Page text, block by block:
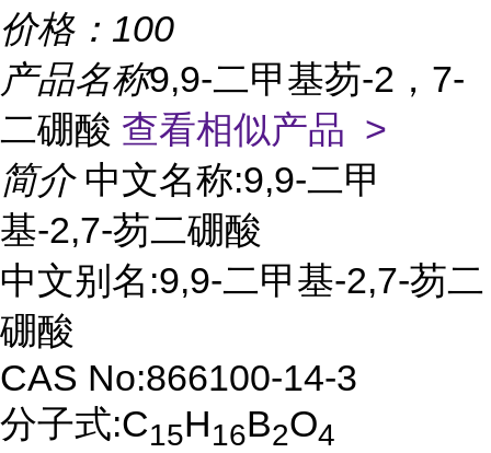
价格： 100
产品名称9,9-二甲基芴-2，7-
二硼酸 查看相似产品 >
简介 中文名称:9,9-二甲
基-2,7-芴二硼酸
中文别名:9,9-二甲基-2,7-芴二
硼酸
CAS No:866100-14-3
分子式:C15H16B2O4